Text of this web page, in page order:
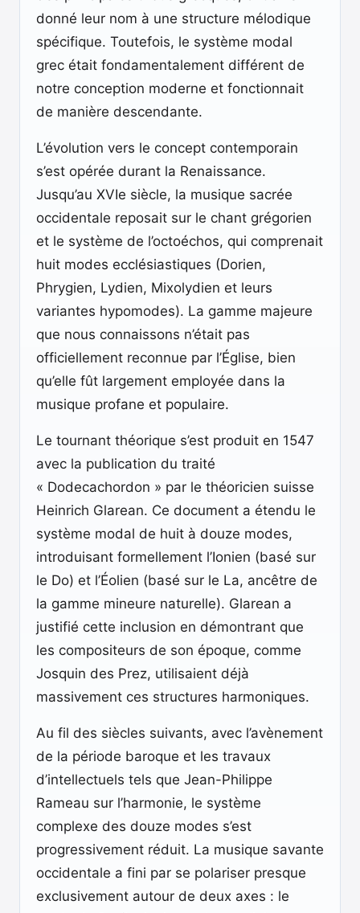
donné leur nom à une structure mélodique
spécifique. Toutefois, le système modal
grec était fondamentalement différent de
notre conception moderne et fonctionnait
de manière descendante.
L’évolution vers le concept contemporain
s’est opérée durant la Renaissance.
Jusqu’au XVIe siècle, la musique sacrée
occidentale reposait sur le chant grégorien
et le système de l’octoéchos, qui comprenait
huit modes ecclésiastiques (Dorien,
Phrygien, Lydien, Mixolydien et leurs
variantes hypomodes). La gamme majeure
que nous connaissons n’était pas
officiellement reconnue par l’Église, bien
qu’elle fût largement employée dans la
musique profane et populaire.
Le tournant théorique s’est produit en 1547
avec la publication du traité
« Dodecachordon » par le théoricien suisse
Heinrich Glarean. Ce document a étendu le
système modal de huit à douze modes,
introduisant formellement l’Ionien (basé sur
le Do) et l’Éolien (basé sur le La, ancêtre de
la gamme mineure naturelle). Glarean a
justifié cette inclusion en démontrant que
les compositeurs de son époque, comme
Josquin des Prez, utilisaient déjà
massivement ces structures harmoniques.
Au fil des siècles suivants, avec l’avènement
de la période baroque et les travaux
d’intellectuels tels que Jean-Philippe
Rameau sur l’harmonie, le système
complexe des douze modes s’est
progressivement réduit. La musique savante
occidentale a fini par se polariser presque
exclusivement autour de deux axes : le